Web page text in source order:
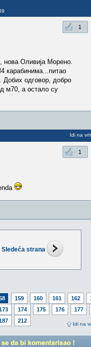
Sledeća strana
159 160 161 162
174 175 176
177
212
Idi na
1
нова Оливија Морено.
карабинима...питао
одговор, добро
м70, а остало су
Idi na vrh
1